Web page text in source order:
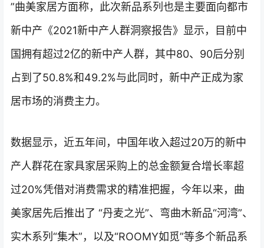
”曲美家居方面称，此次新品系列也是主要面向都市
新中产《2021新中产人群洞察报告》显示，目前中
国拥有超过2亿的新中产人群，其中80、90后分别
占到了50.8%和49.2%与此同时，新中产正成为家
居市场的消费主力。
数据显示，近五年间，中国年收入超过20万的新中
产人群花在家具家居采购上的总金额复合增长率超
过20%凭借对消费需求的精准把握，今年以来，曲
美家居先后推出了 “丹麦之光”、弯曲木新品“河湾”、
实木系列“集木”，以及“ROOMY如觅”等多个新品系